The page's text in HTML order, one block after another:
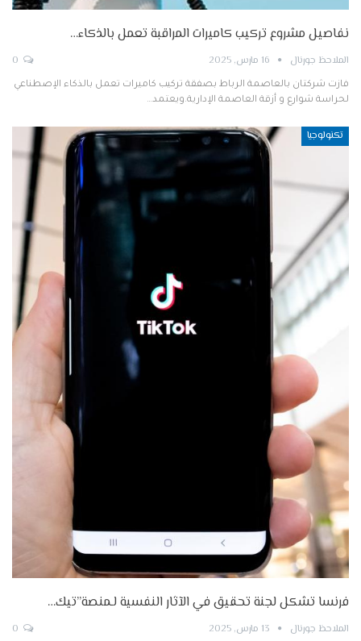
نفاصيل مشروع تركيب كاميرات المراقبة تعمل بالذكاء…
الملاحظ جورنال 16 مارس, 2025
فازت شركتان بالعاصمة الرباط بصفقة تركيب كاميرات تعمل بالذكاء الإصطناعي
لحراسة شوارع و أزقة العاصمة الإدارية.ويعتمد…
تكنولوجيا
فرنسا تشكل لجنة تحقيق في الآثار النفسية لـمنصة”تيك…
الملاحظ جورنال 13 مارس, 2025